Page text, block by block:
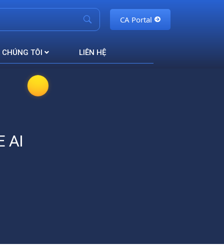
CA Portal
CHÚNG TÔI LIÊN HỆ
AI